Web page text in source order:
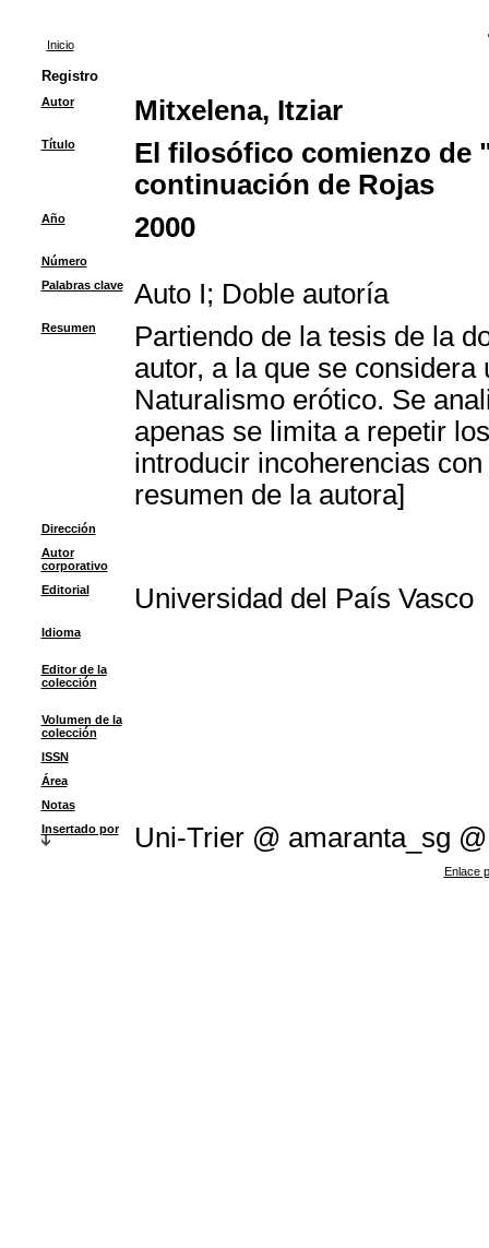
Inicio
Registro
Autor Mitxelena, Itziar
Título
El filosófico comienzo de
continuación de Rojas
Año 2000
Número
Palabras clave
Auto I; Doble autoría
Resumen
Partiendo de la tesis de la
autor, a la que se
Naturalismo erótico. Se
apenas se limita a repetir
introducir incoherencias
resumen de la autora]
Dirección
Autor
corporativo
Editorial
Universidad del País Vasco
Idioma
Editor de la
colección
Volumen de la
colección
ISSN
Área
Notas
Insertado por
Uni-Trier @ amaranta_sg @
Enlace